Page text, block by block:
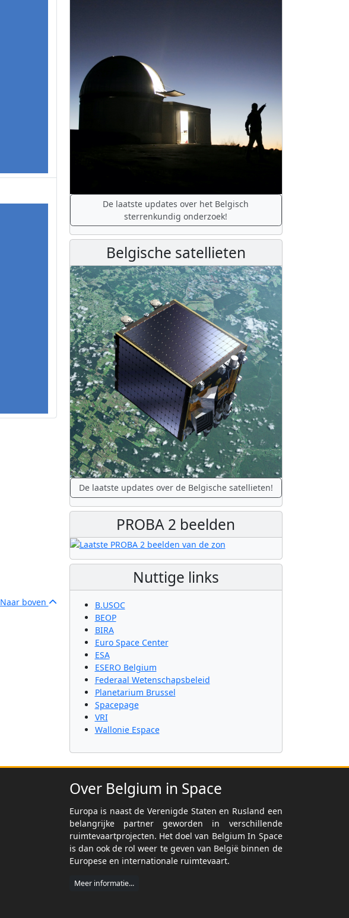
Naar boven
De laatste updates over het Belgisch
sterrenkundig onderzoek!
Belgische satellieten
De laatste updates over de Belgische satellieten!
PROBA 2 beelden
Nuttige links
B.USOC
BEOP
BIRA
Euro Space Center
ESA
ESERO Belgium
Federaal Wetenschapsbeleid
Planetarium Brussel
Spacepage
VRI
Wallonie Espace
Over Belgium in Space
Europa is naast de Verenigde Staten en Rusland een
belangrijke partner geworden in verschillende
ruimtevaartprojecten. Het doel van Belgium In Space
is dan ook de rol weer te geven van België binnen de
Europese en internationale ruimtevaart.
Meer informatie...